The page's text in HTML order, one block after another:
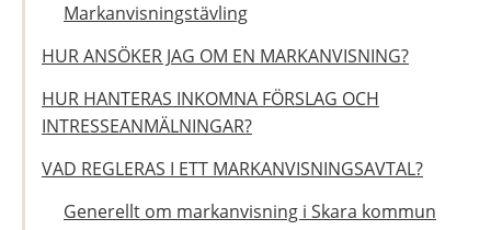
Markanvisningstävling
HUR ANSÖKER JAG OM EN MARKANVISNING?
HUR HANTERAS INKOMNA FÖRSLAG OCH
INTRESSEANMÄLNINGAR?
VAD REGLERAS I ETT MARKANVISNINGSAVTAL?
Generellt om markanvisning i Skara kommun